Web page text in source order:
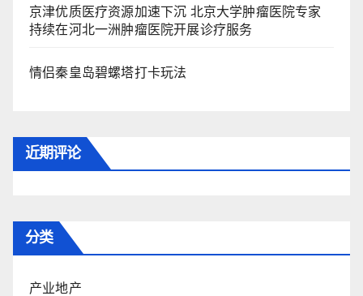
京津优质医疗资源加速下沉 北京大学肿瘤医院专家
持续在河北一洲肿瘤医院开展诊疗服务
情侣秦皇岛碧螺塔打卡玩法
近期评论
分类
产业地产